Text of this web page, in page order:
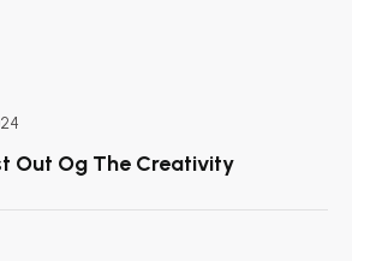
Out Og The Creativity